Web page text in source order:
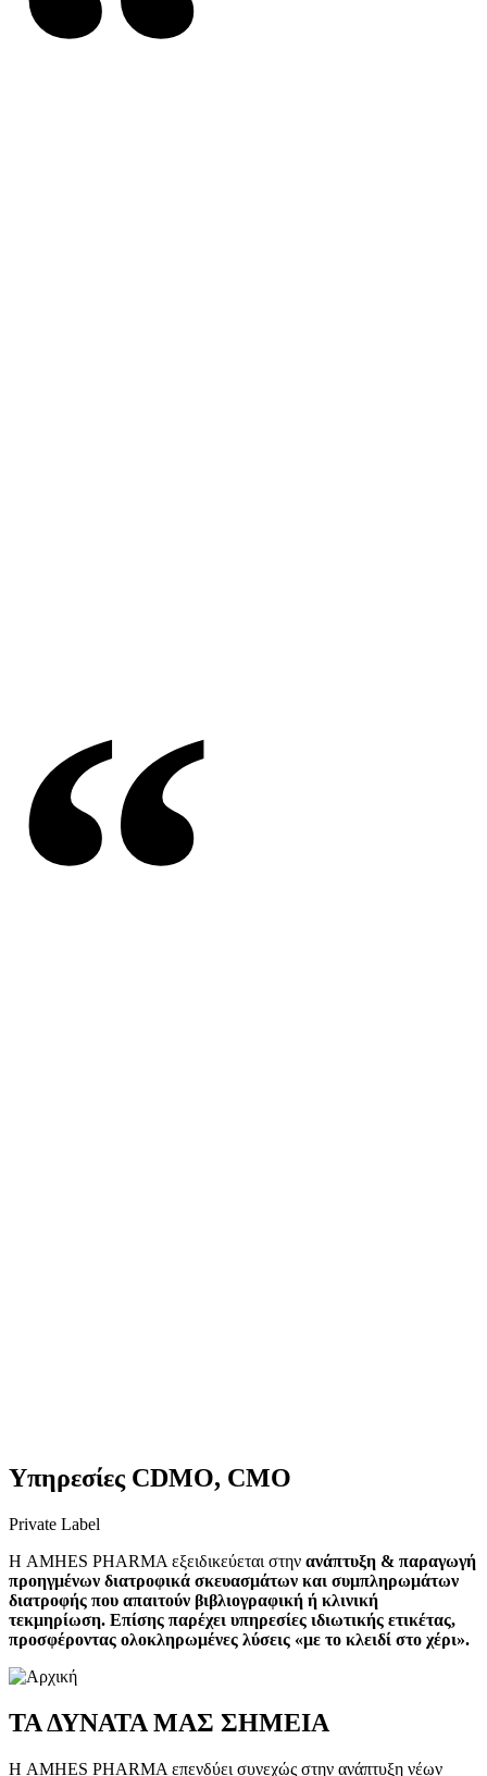
Υπηρεσίες CDMO, CMO
Private Label
Η AMHES PHARMA εξειδικεύεται στην ανάπτυξη & παραγωγή
προηγμένων διατροφικά σκευασμάτων και συμπληρωμάτων
διατροφής που απαιτούν βιβλιογραφική ή κλινική
τεκμηρίωση. Επίσης παρέχει υπηρεσίες ιδιωτικής ετικέτας,
προσφέροντας ολοκληρωμένες λύσεις «με το κλειδί στο χέρι».
ΤΑ ΔΥΝΑΤΑ ΜΑΣ ΣΗΜΕΙΑ
Η AMHES PHARMA επενδύει συνεχώς στην ανάπτυξη νέων